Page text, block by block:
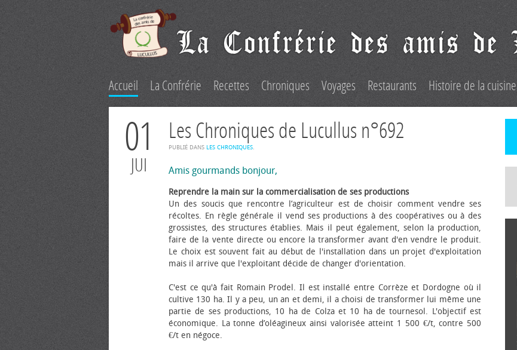
Accueil La Confrérie Recettes Chroniques Voyages Restaurants Histoire de la cuisine
01
JUI
Les Chroniques de Lucullus n°692
PUBLIÉ DANS LES CHRONIQUES.
Amis gourmands bonjour,
Reprendre la main sur la commercialisation de ses productions
Un des soucis que rencontre l’agriculteur est de choisir comment vendre ses
récoltes. En règle générale il vend ses productions à des coopératives ou à des
grossistes, des structures établies. Mais il peut également, selon la production,
faire de la vente directe ou encore la transformer avant d'en vendre le produit.
Le choix est souvent fait au début de l'installation dans un projet d'exploitation
mais il arrive que l'exploitant décide de changer d'orientation.
C'est ce qu'à fait Romain Prodel. Il est installé entre Corrèze et Dordogne où il
cultive 130 ha. Il y a peu, un an et demi, il a choisi de transformer lui même une
partie de ses productions, 10 ha de Colza et 10 ha de tournesol. L'objectif est
économique. La tonne d’oléagineux ainsi valorisée atteint 1 500 €/t, contre 500
€/t en négoce.